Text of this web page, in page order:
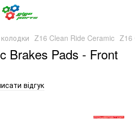
колодки Z16 Clean Ride Ceramic Z16
Brakes Pads - Front
відгук